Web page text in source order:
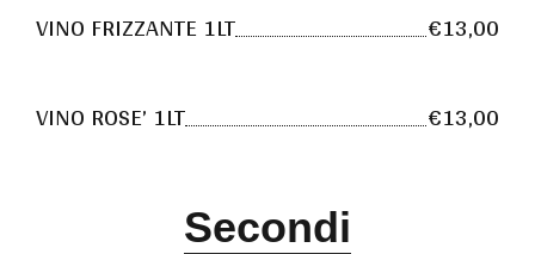
VINO FRIZZANTE 1LT €13,00
VINO ROSE’ 1LT €13,00
Secondi